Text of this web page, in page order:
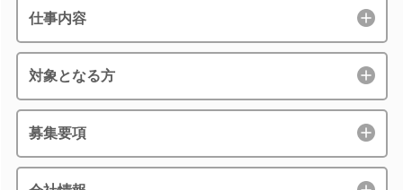
仕事内容
対象となる方
募集要項